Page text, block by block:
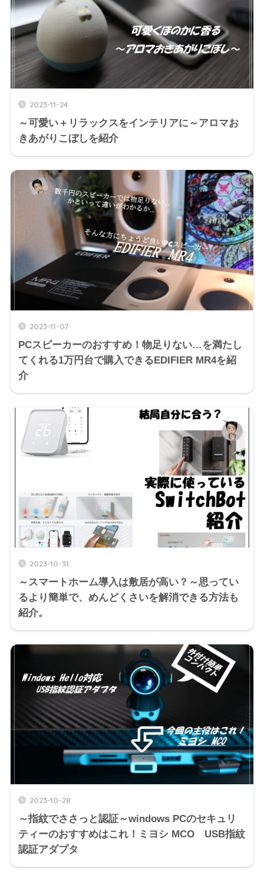
2023-11-24
～可愛い＋リラックスをインテリアに～アロマお
きあがりこぼしを紹介
2023-11-07
PCスピーカーのおすすめ！物足りない…を満たし
てくれる1万円台で購入できるEDIFIER MR4を紹
介
2023-10-31
～スマートホーム導入は敷居が高い？～思ってい
るより簡単で、めんどくさいを解消できる方法も
紹介。
2023-10-28
～指紋でささっと認証～windows PCのセキュリ
ティーのおすすめはこれ！ミヨシ MCO USB指紋
認証アダプタ